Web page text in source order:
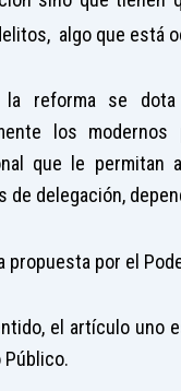
algo que está
la reforma se
los
que le permitan
de delegación,
propuesta por el
el artículo uno